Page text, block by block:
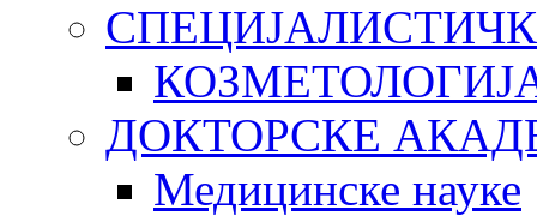
ДОКТОРСКЕ
Медицинске науке